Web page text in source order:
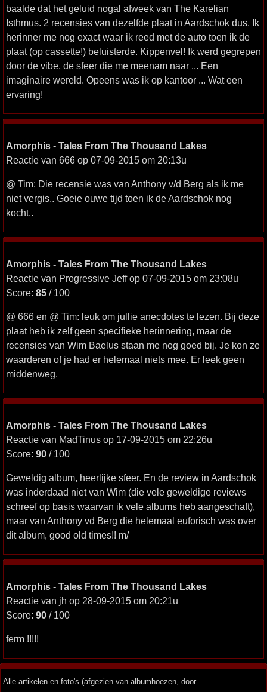
baalde dat het geluid nogal afweek van The Karelian
Isthmus. 2 recensies van dezelfde plaat in Aardschok dus. Ik
herinner me nog exact waar ik reed met de auto toen ik de
plaat (op cassette!) beluisterde. Kippenvel! Ik werd gegrepen
door de vibe, de sfeer die me meenam naar ... Een
imaginaire wereld. Opeens was ik op kantoor ... Wat een
ervaring!
Amorphis - Tales From The Thousand Lakes
Reactie van 666 op 07-09-2015 om 20:13u
@ Tim: Die recensie was van Anthony v/d Berg als ik me
niet vergis.. Goeie ouwe tijd toen ik de Aardschok nog
kocht..
Amorphis - Tales From The Thousand Lakes
Reactie van Progressive Jeff op 07-09-2015 om 23:08u
Score: 85 / 100
@ 666 en @ Tim: leuk om jullie anecdotes te lezen. Bij deze
plaat heb ik zelf geen specifieke herinnering, maar de
recensies van Wim Baelus staan me nog goed bij. Je kon ze
waarderen of je had er helemaal niets mee. Er leek geen
middenweg.
Amorphis - Tales From The Thousand Lakes
Reactie van MadTinus op 17-09-2015 om 22:26u
Score: 90 / 100
Geweldig album, heerlijke sfeer. En de review in Aardschok
was inderdaad niet van Wim (die vele geweldige reviews
schreef op basis waarvan ik vele albums heb aangeschaft),
maar van Anthony vd Berg die helemaal euforisch was over
dit album, good old times!! m/
Amorphis - Tales From The Thousand Lakes
Reactie van jh op 28-09-2015 om 20:21u
Score: 90 / 100
ferm !!!!!
Alle artikelen en foto's (afgezien van albumhoezen, door